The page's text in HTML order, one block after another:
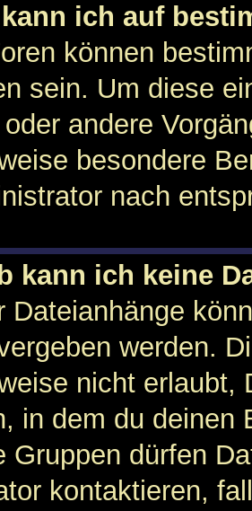
ich auf
können
sein. Um diese
andere
besondere
nach
kann ich keine
Dateianhänge
werden.
nicht erlaubt,
in dem du deinen
Gruppen dürfen
kontaktieren,